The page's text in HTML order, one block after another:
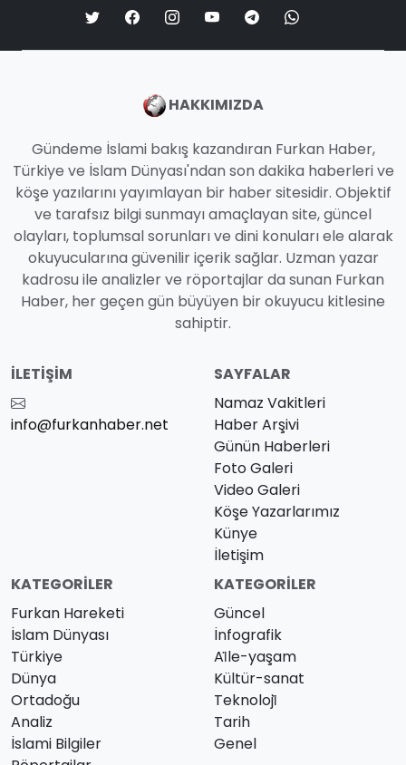
HAKKIMIZDA
Gündeme İslami bakış kazandıran Furkan Haber,
Türkiye ve İslam Dünyası'ndan son dakika haberleri ve
köşe yazılarını yayımlayan bir haber sitesidir. Objektif
ve tarafsız bilgi sunmayı amaçlayan site, güncel
olayları, toplumsal sorunları ve dini konuları ele alarak
okuyucularına güvenilir içerik sağlar. Uzman yazar
kadrosu ile analizler ve röportajlar da sunan Furkan
Haber, her geçen gün büyüyen bir okuyucu kitlesine
sahiptir.
İLETIŞIM
info@furkanhaber.net
SAYFALAR
Namaz Vakitleri
Haber Arşivi
Günün Haberleri
Foto Galeri
Video Galeri
Köşe Yazarlarımız
Künye
İletişim
KATEGORILER
Furkan Hareketi
İslam Dünyası
Türkiye
Dünya
Ortadoğu
Analiz
İslami Bilgiler
KATEGORILER
Güncel
İnfografik
Ai̇le-yaşam
Kültür-sanat
Teknoloji̇
Tarih
Genel